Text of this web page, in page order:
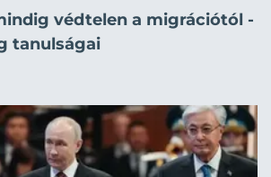
védtelen a migrációtól -
tanulságai